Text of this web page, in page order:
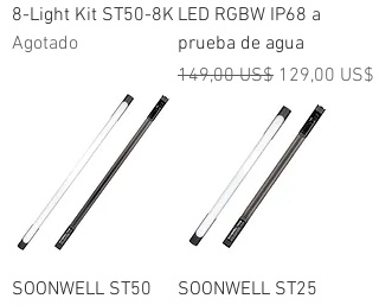
8-Light Kit ST50-8K
Agotado
LED RGBW IP68 a
prueba de agua
Precio
149,00 US$ Precio de
129,00 US$
SOONWELL ST50
SOONWELL ST25